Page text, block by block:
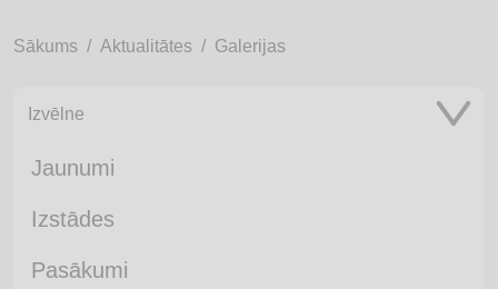
Sākums Aktualitātes Galerijas
Izvēlne
Jaunumi
Izstādes
Pasākumi